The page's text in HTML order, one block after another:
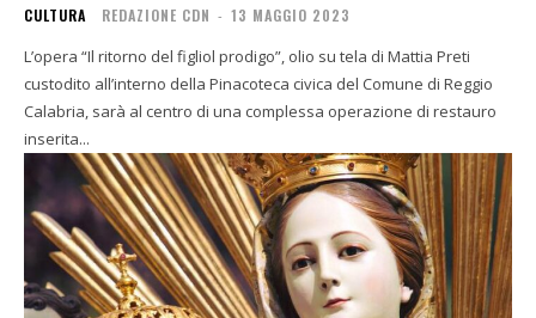
CULTURA REDAZIONE CDN - 13 MAGGIO 2023
L’opera “Il ritorno del figliol prodigo”, olio su tela di Mattia Preti
custodito all’interno della Pinacoteca civica del Comune di Reggio
Calabria, sarà al centro di una complessa operazione di restauro
inserita...